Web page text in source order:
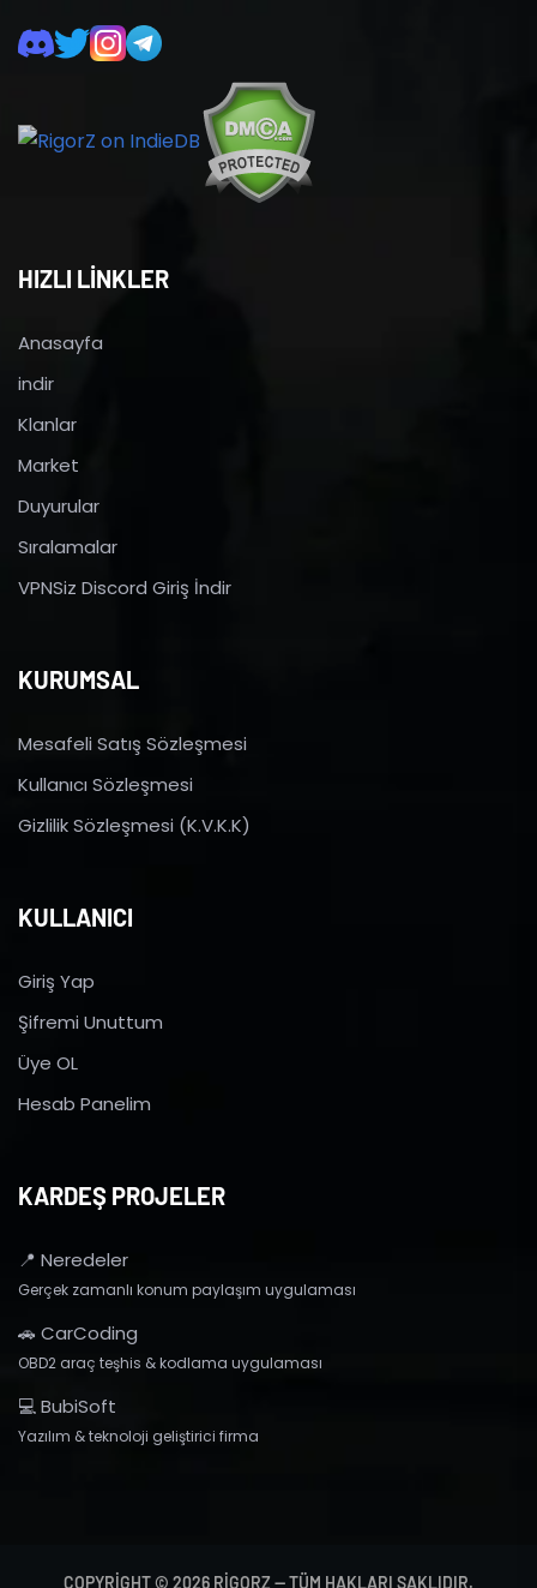
HIZLI LİNKLER
Anasayfa
indir
Klanlar
Market
Duyurular
Sıralamalar
VPNSiz Discord Giriş İndir
KURUMSAL
Mesafeli Satış Sözleşmesi
Kullanıcı Sözleşmesi
Gizlilik Sözleşmesi (K.V.K.K)
KULLANICI
Giriş Yap
Şifremi Unuttum
Üye OL
Hesab Panelim
KARDEŞ PROJELER
📍 Neredeler
Gerçek zamanlı konum paylaşım uygulaması
🚗 CarCoding
OBD2 araç teşhis & kodlama uygulaması
💻 BubiSoft
Yazılım & teknoloji geliştirici firma
COPYRIGHT © 2026 RIGORZ — TÜM HAKLARI SAKLIDIR.